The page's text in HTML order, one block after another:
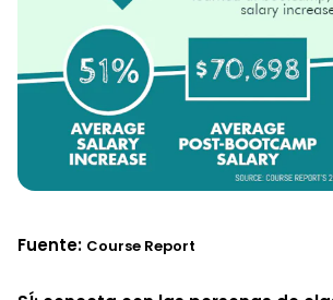
Fuente: Course Report